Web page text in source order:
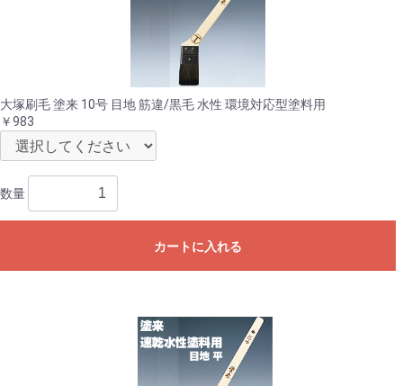
大塚刷毛 塗来 10号 目地 筋違/黒毛 水性 環境対応型塗料用
￥983
数量
カートに入れる